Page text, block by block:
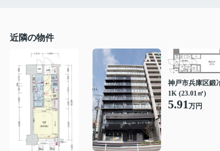
近隣の物件
神戸市兵庫区鍛
1K (23.01㎡)
5.91万円